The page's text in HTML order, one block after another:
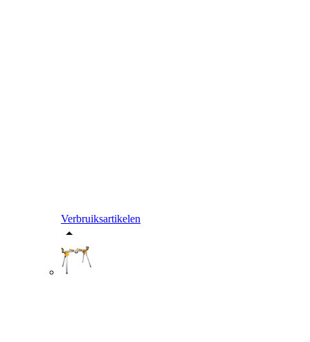
Verbruiksartikelen